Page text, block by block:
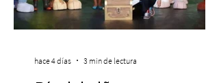
hace 4 días 3 min de lectura